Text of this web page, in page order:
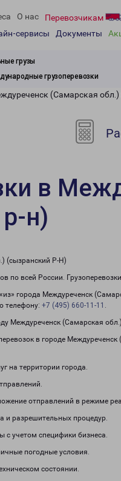
О нас Перевозчикам
сервисы
Документы
грузы
грузоперевозки
(Самарская
в
н)
(сызранский Р-Н)
по всей России.
города Междуреченск
телефону: +7 (495) 660-11-11 .
Междуреченск (Самарская
в городе
на территории города.
отправлений в режиме
и разрешительных процедур.
учетом специфики бизнеса.
погодные условия.
состоянии.